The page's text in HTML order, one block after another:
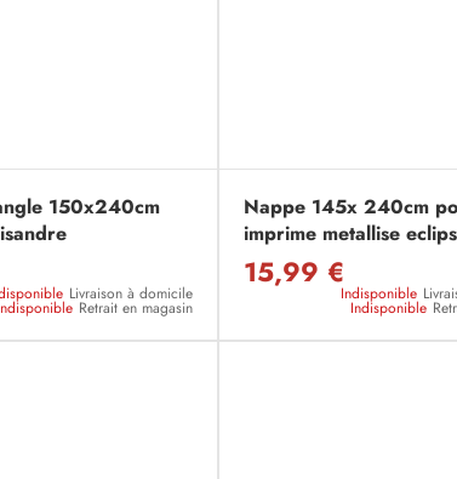
150x240cm
Livraison à domicile
Retrait en magasin
Nappe 145x 240cm
imprime metallise
15,99 €
Indisponible
Indisponible